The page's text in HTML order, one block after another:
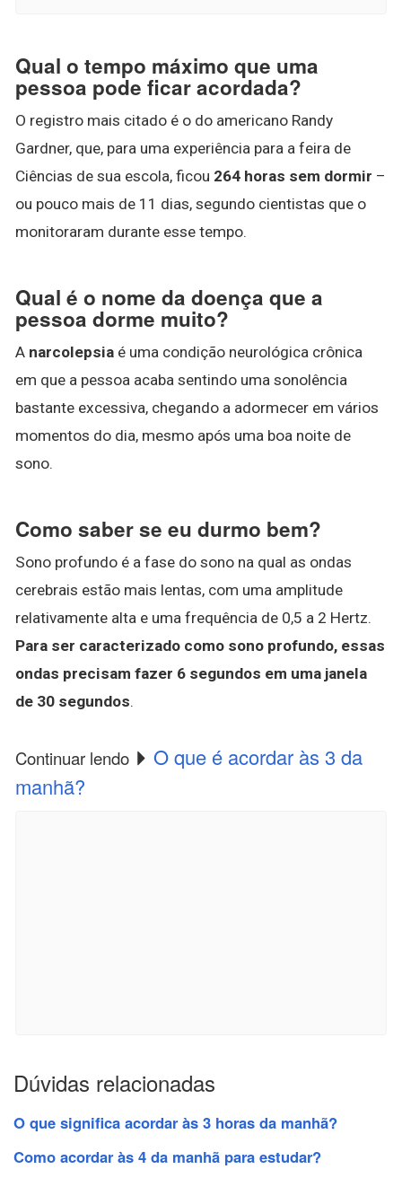
Qual o tempo máximo que uma
pessoa pode ficar acordada?
O registro mais citado é o do americano Randy
Gardner, que, para uma experiência para a feira de
Ciências de sua escola, ficou 264 horas sem dormir –
ou pouco mais de 11 dias, segundo cientistas que o
monitoraram durante esse tempo.
Qual é o nome da doença que a
pessoa dorme muito?
A narcolepsia é uma condição neurológica crônica
em que a pessoa acaba sentindo uma sonolência
bastante excessiva, chegando a adormecer em vários
momentos do dia, mesmo após uma boa noite de
sono.
Como saber se eu durmo bem?
Sono profundo é a fase do sono na qual as ondas
cerebrais estão mais lentas, com uma amplitude
relativamente alta e uma frequência de 0,5 a 2 Hertz.
Para ser caracterizado como sono profundo, essas
ondas precisam fazer 6 segundos em uma janela
de 30 segundos.
Continuar lendo
O que é acordar às 3 da
manhã?
Dúvidas relacionadas
O que significa acordar às 3 horas da manhã?
Como acordar às 4 da manhã para estudar?